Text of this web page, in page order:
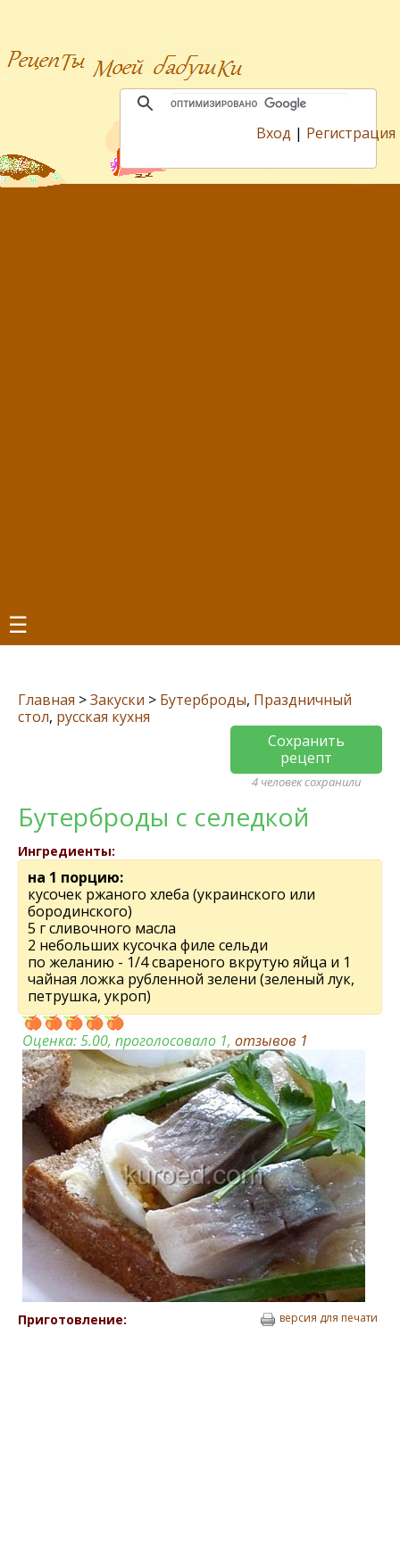
Вход | Регистрация
☰
Главная >Закуски > Бутерброды, Праздничный
стол, русская кухня
Сохранить
рецепт
4 человек сохранили
Бутерброды с селедкой
Ингредиенты:
на 1 порцию:
кусочек ржаного хлеба (украинского или
бородинского)
5 г сливочного масла
2 небольших кусочка филе сельди
по желанию - 1/4 свареного вкрутую яйца и 1
чайная ложка рубленной зелени (зеленый лук,
петрушка, укроп)
Оценка:5.00, проголосовало 1, отзывов 1
Приготовление: версия для печати